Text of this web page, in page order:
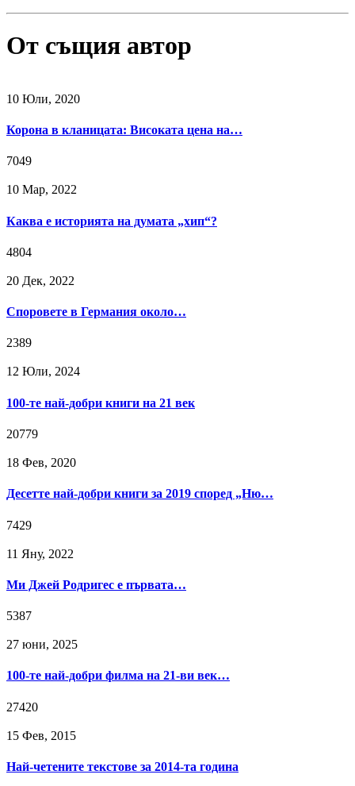
От същия автор
10 Юли, 2020
Корона в кланицата: Високата цена на…
7049
10 Мар, 2022
Каква е историята на думата „хип“?
4804
20 Дек, 2022
Споровете в Германия около…
2389
12 Юли, 2024
100-те най-добри книги на 21 век
20779
18 Фев, 2020
Десетте най-добри книги за 2019 според „Ню…
7429
11 Яну, 2022
Ми Джей Родригес е първата…
5387
27 юни, 2025
100-те най-добри филма на 21-ви век…
27420
15 Фев, 2015
Най-четените текстове за 2014-та година